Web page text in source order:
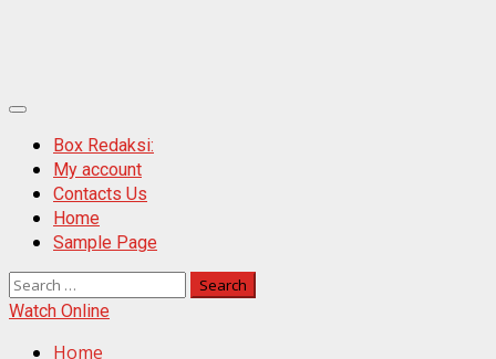
Primary
MenuBox Redaksi:
My account
Contacts Us
Home
Sample Page
Search
for:
Watch Online
Home